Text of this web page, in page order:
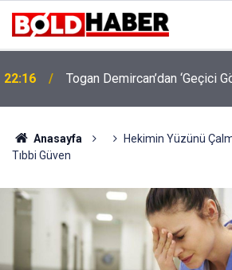
Togan Demircan’dan ‘Geçici
19:32 Sıcak Havalarda Ödem
Anasayfa
Hekimin Yüzünü
Tıbbi Güven